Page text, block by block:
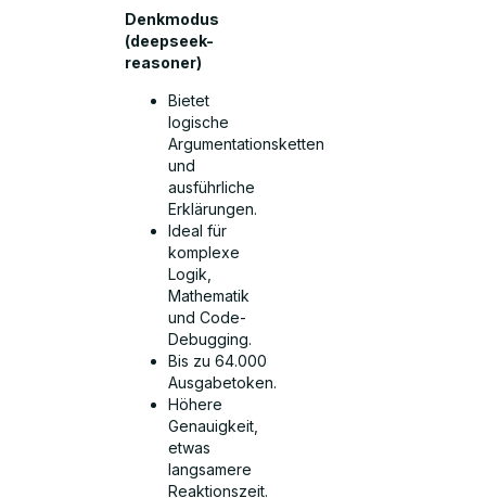
Denkmodus
(deepseek-
reasoner)
Bietet
logische
Argumentationsketten
und
ausführliche
Erklärungen.
Ideal für
komplexe
Logik,
Mathematik
und Code-
Debugging.
Bis zu 64.000
Ausgabetoken.
Höhere
Genauigkeit,
etwas
langsamere
Reaktionszeit.